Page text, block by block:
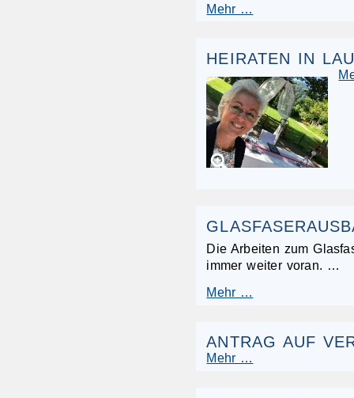
Mehr …
HEIRATEN IN
Die Arbeiten zum
immer weiter voran. …
Mehr …
ANTRAG AUF
Mehr …